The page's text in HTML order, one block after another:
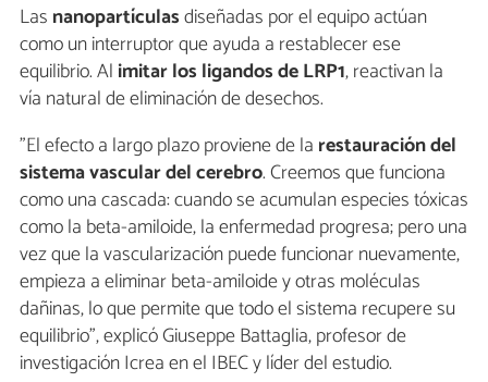
Las nanopartículasdiseñadas por el equipo actúan
como un interruptor que ayuda a restablecer ese
equilibrio. Al imitar los ligandos de LRP1, reactivan la
vía natural de eliminación de desechos.
"El efecto a largo plazo proviene de la restauración del
sistema vascular del cerebro. Creemos que funciona
como una cascada: cuando se acumulan especies tóxicas
como la beta-amiloide, la enfermedad progresa; pero una
vez que la vascularización puede funcionar nuevamente,
empieza a eliminar beta-amiloide y otras moléculas
dañinas, lo que permite que todo el sistema recupere su
equilibrio", explicó Giuseppe Battaglia, profesor de
investigación Icrea en el IBEC y líder del estudio.